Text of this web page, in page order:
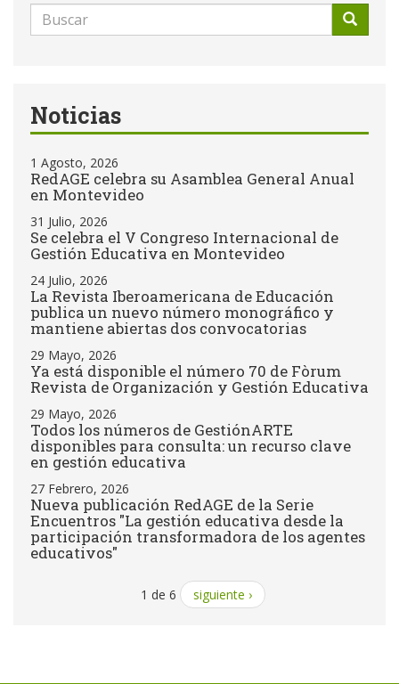
Formulario
de
Noticias
1 Agosto, 2026
RedAGE celebra su Asamblea General Anual
en Montevideo
31 Julio, 2026
Se celebra el V Congreso Internacional de
Gestión Educativa en Montevideo
24 Julio, 2026
La Revista Iberoamericana de Educación
publica un nuevo número monográfico y
mantiene abiertas dos convocatorias
29 Mayo, 2026
Ya está disponible el número 70 de Fòrum
Revista de Organización y Gestión Educativa
29 Mayo, 2026
Todos los números de GestiónARTE
disponibles para consulta: un recurso clave
en gestión educativa
27 Febrero, 2026
Nueva publicación RedAGE de la Serie
Encuentros "La gestión educativa desde la
participación transformadora de los agentes
educativos"
1 de 6 siguiente ›